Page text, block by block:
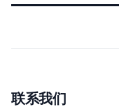
联系我们